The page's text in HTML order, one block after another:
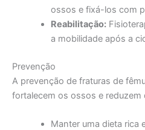
ossos e fixá-los com
Reabilitação:
a mobilidade após a
Prevenção
A prevenção de fraturas de
fortalecem os ossos e reduzem
Manter uma dieta rica